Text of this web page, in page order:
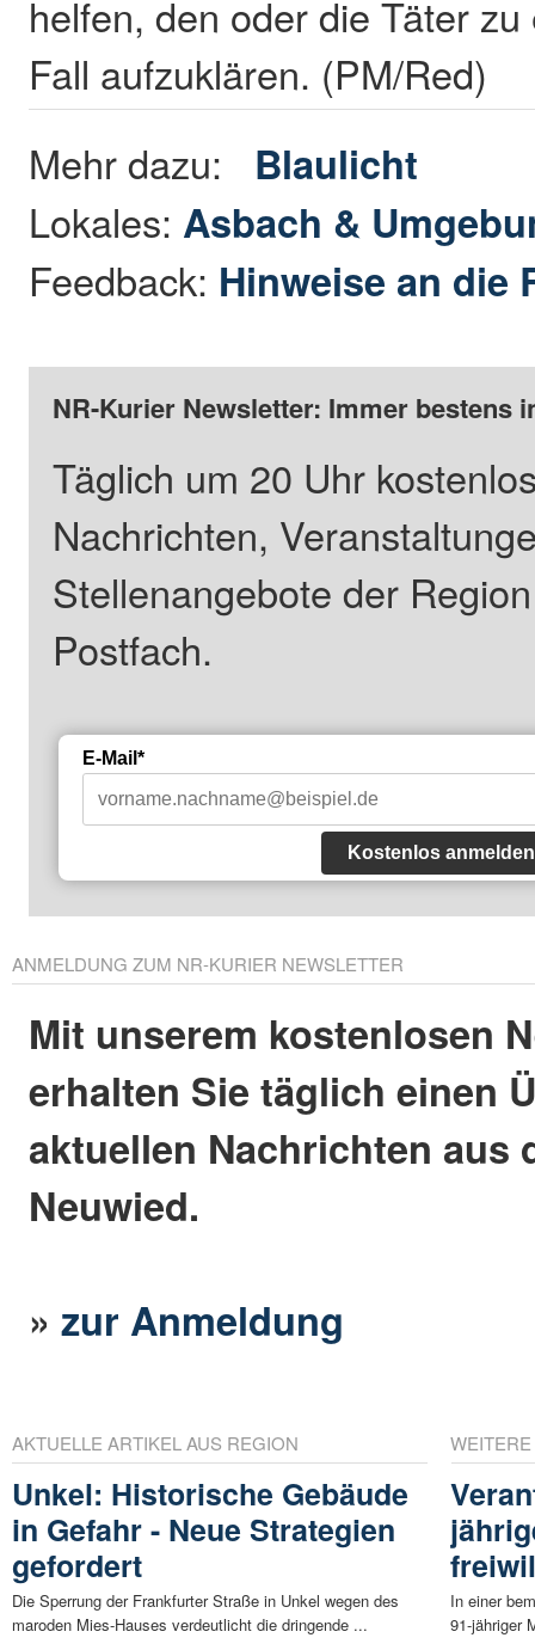
helfen, den oder die Täter
Fall aufzuklären. (PM/Red)
Mehr dazu: Blaulicht
Lokales: Asbach &
Feedback: Hinweise an die
NR-Kurier Newsletter: Immer bestens
Täglich um 20 Uhr
Nachrichten,
Stellenangebote der
Postfach.
E-Mail*
Kostenlos anmelden
ANMELDUNG ZUM NR-KURIER NEWSLETTER
Mit unserem kostenlosen
erhalten Sie täglich einen
aktuellen Nachrichten aus
Neuwied.
»zur Anmeldung
AKTUELLE ARTIKEL AUS REGION
Unkel: Historische Gebäude
in Gefahr - Neue Strategien
gefordert
Die Sperrung der Frankfurter Straße in Unkel wegen des
maroden Mies-Hauses verdeutlicht die dringende ...
In einer
91-jähriger